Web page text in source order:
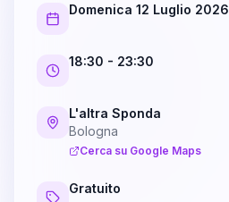
Domenica 12 Luglio 2026
18:30 - 23:30
L'altra Sponda
Bologna
Cerca su Google Maps
Gratuito